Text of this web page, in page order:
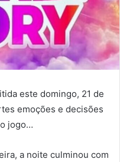
este domingo, 21 de
emoções e decisões
jogo…
a noite culminou com